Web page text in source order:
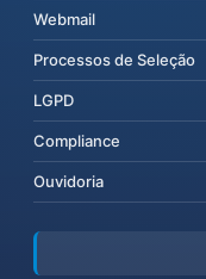
Webmail
Processos de Seleção
LGPD
Compliance
Ouvidoria